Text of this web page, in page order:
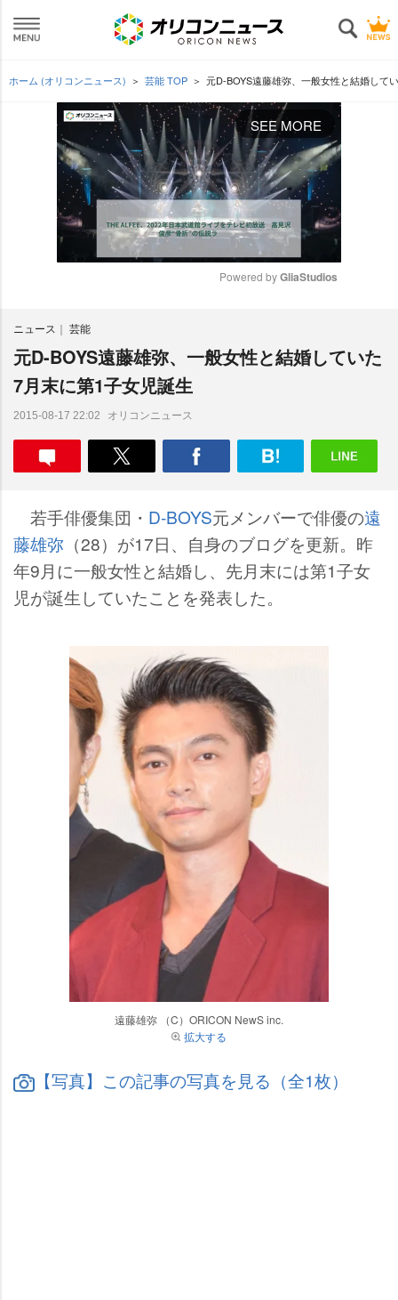
ホーム (オリコンニュース) 芸能 TOP 元D-BOYS遠藤雄弥、一般女性と結婚して
SEE MORE
t
e
Powered by GliaStudios
ニュース 芸能
元D-BOYS遠藤雄弥、一般女性と結婚していた
7月末に第1子女児誕生
2015-08-17 22:02 オリコンニュース
若手俳優集団・ D-BOYS元メンバーで俳優の遠
藤雄弥 （28）が17日、自身のブログを更新。昨
年9月に一般女性と結婚し、先月末には第1子女
児が誕生していたことを発表した。
遠藤雄弥 （C）ORICON NewS inc.
拡大する
【写真】この記事の写真を見る（全1枚）